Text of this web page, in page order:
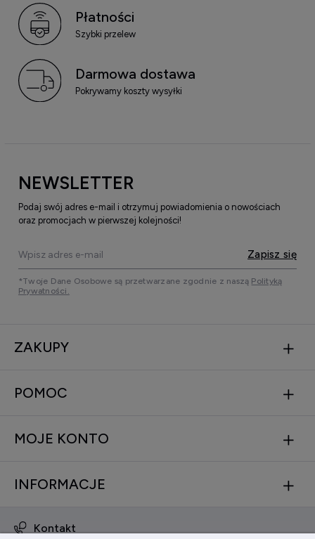
Płatności
Szybki przelew
Darmowa dostawa
Pokrywamy koszty wysyłki
NEWSLETTER
Podaj swój adres e-mail i otrzymuj powiadomienia o nowościach
oraz promocjach w pierwszej kolejności!
Zapisz się
*Twoje Dane Osobowe są przetwarzane zgodnie z naszą Polityką
Prywatności.
ZAKUPY
POMOC
MOJE KONTO
INFORMACJE
Kontakt